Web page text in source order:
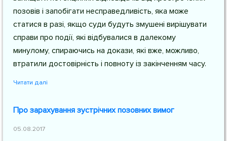
позовів і запобігати несправедливість, яка може
статися в разі, якщо суди будуть змушені вирішувати
справи про події, які відбувалися в далекому
минулому, спираючись на докази, які вже, можливо,
втратили достовірність і повноту із закінченням часу.
Читати далі
Про зарахування зустрічних позовних вимог
05.08.2017